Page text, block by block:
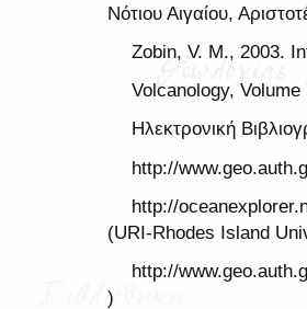
Νότιου Αιγαίου,
Zobin, V. M., 2003.
Volcanology,
Ηλεκτρονική
http://
http://
(URI-Rhodes Island
http://
)